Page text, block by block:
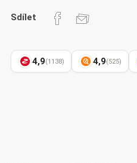
Lavylites
Bylinné
Sdílet
4,9(1138) 4,9(525)